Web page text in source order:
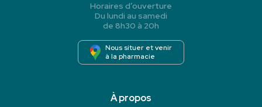
Horaires d’ouverture
Du lundi au samedi
de 8h30 à 20h
Nous situer et venir
à la pharmacie
À propos